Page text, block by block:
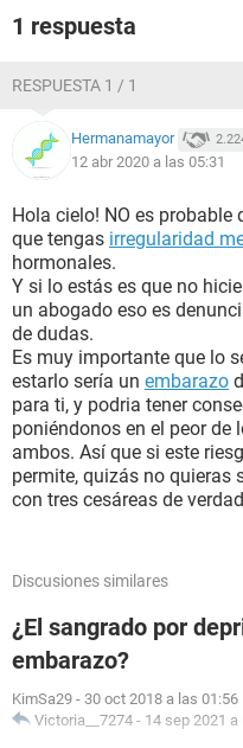
1 respuesta
RESPUESTA 1 / 1
Hermanamayor
12 abr 2020 a las 05:31
Hola cielo! NO es probable
que tengas irregularidad
hormonales.
Y si lo estás es que no
un abogado eso es
de dudas.
Es muy importante que lo
estarlo sería un embarazo
para ti, y podria tener
poniéndonos en el peor
ambos. Así que si este
permite, quizás no quieras
con tres cesáreas de
Discusiones similares
¿El sangrado por
embarazo?
KimSa29 - 30 oct 2018 a las 01:56
Victoria__7274 - 14 sep 2021 a